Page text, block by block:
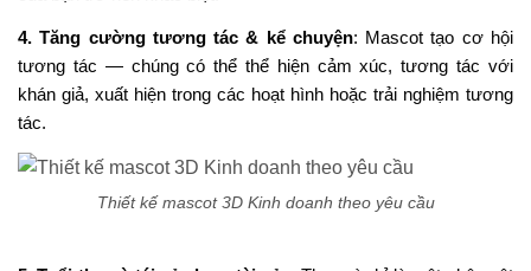
4. Tăng cường tương tác & kể chuyện: Mascot tạo cơ hội
tương tác — chúng có thể thể hiện cảm xúc, tương tác với
khán giả, xuất hiện trong các hoạt hình hoặc trải nghiệm tương
tác.
Thiết kế mascot 3D Kinh doanh theo yêu cầu